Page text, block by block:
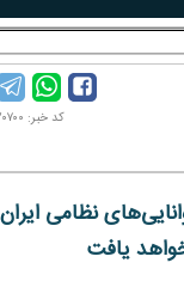
کد خبر: ۱۴۰۴۱۲۰۷۰۰
نظامی ایران
یافت